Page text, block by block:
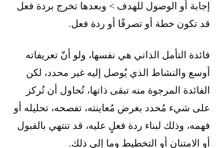
إجابة أو الوصول للهدف > وبعدها تخرج بردة فعل
قد تكون خطة أو تصرفًا أو ردة فعل.
فائدة التأمل الذاتي هي نفسها، ولو أنّ تعريفاته
أوسع والنشاط الذي يُوصل إليه غير محدد، لكن
الفائدة المرجوة منه تبقى ذاتها، تُحاول أن تُركز
على شيء مُحدد بغرض مُعاينته، تفصحه، تحليله أو
فهمه، وذلك لبناء ردة فعلٍ عليه، قد تنتهي بالقبول
أو الامتنان أو التخطيط وما إلى ذلك.